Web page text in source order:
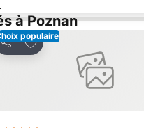
à Poznan
populaire
Partager
Ajouter à mes favoris